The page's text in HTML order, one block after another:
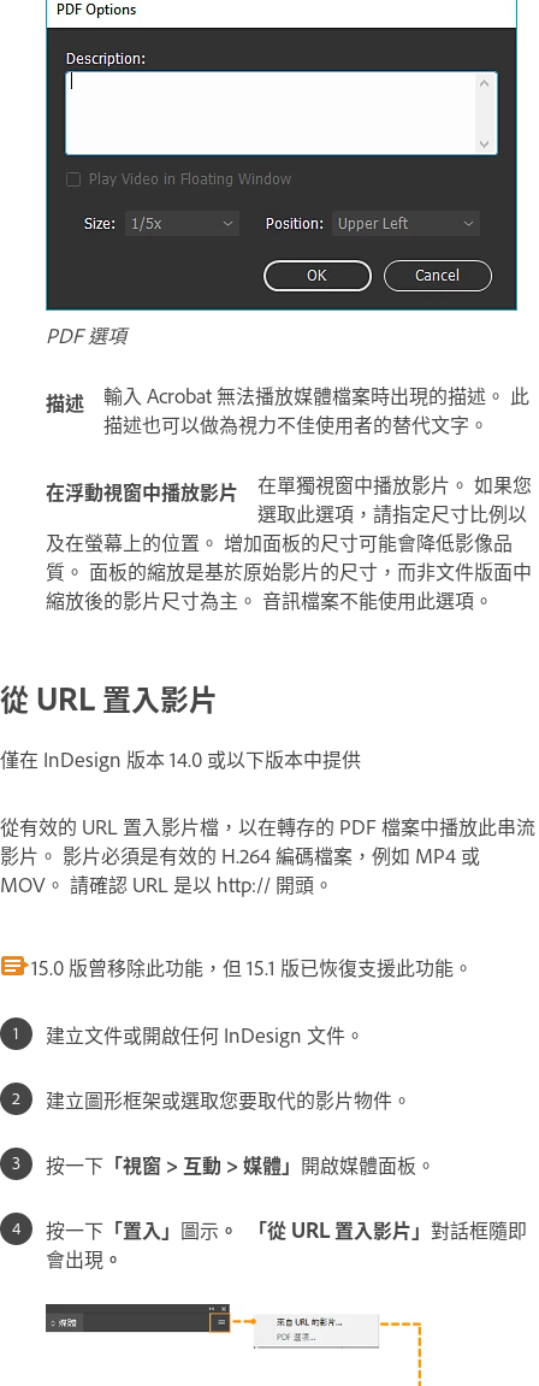
PDF 選項
描述
輸入 Acrobat 無法播放媒體檔案時出現的描述。 此
描述也可以做為視力不佳使用者的替代文字。
在浮動視窗中播放影片
在單獨視窗中播放影片。 如果您
選取此選項，請指定尺寸比例以
及在螢幕上的位置。 增加面板的尺寸可能會降低影像品
質。 面板的縮放是基於原始影片的尺寸，而非文件版面中
縮放後的影片尺寸為主。 音訊檔案不能使用此選項。
從 URL 置入影片
僅在 InDesign 版本 14.0 或以下版本中提供
從有效的 URL 置入影片檔，以在轉存的 PDF 檔案中播放此串流
影片。 影片必須是有效的 H.264 編碼檔案，例如 MP4 或
MOV。 請確認 URL 是以 http:// 開頭。
15.0 版曾移除此功能，但 15.1 版已恢復支援此功能。
建立文件或開啟任何 InDesign 文件。
建立圖形框架或選取您要取代的影片物件。
按一下 「視窗 > 互動 > 媒體」 開啟媒體面板。
按一下 「置入」 圖示 。 「從 URL 置入影片」 對話框隨即
會出現 。